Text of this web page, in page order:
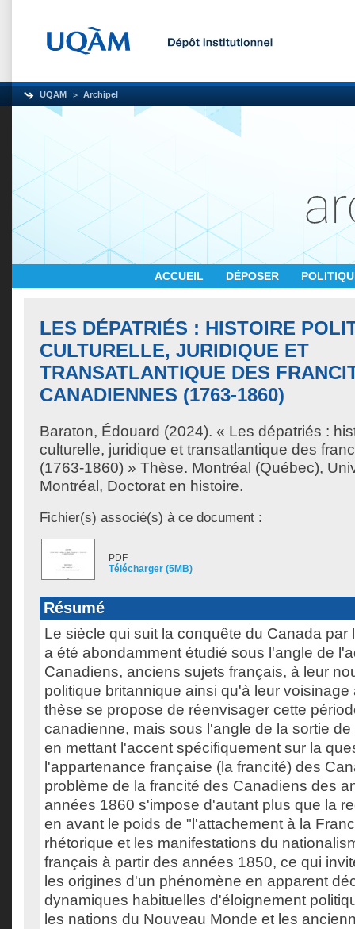
UQAM Archipel
ACCUEIL DÉPOSER
LES DÉPATRIÉS : HISTOIRE
CULTURELLE, JURIDIQUE ET
TRANSATLANTIQUE DES
CANADIENNES (1763-1860)
Baraton, Édouard (2024). « Les dépatriés :
culturelle, juridique et transatlantique des
(1763-1860) » Thèse. Montréal (Québec),
Montréal, Doctorat en histoire.
Fichier(s) associé(s) à ce document :
PDF
Télécharger (5MB)
Résumé
Le siècle qui suit la conquête du Canada par
a été abondamment étudié sous l'angle de
Canadiens, anciens sujets français, à leur
politique britannique ainsi qu'à leur voisinage
thèse se propose de réenvisager cette
canadienne, mais sous l'angle de la sortie
en mettant l'accent spécifiquement sur la
l'appartenance française (la francité) des
problème de la francité des Canadiens des
années 1860 s'impose d'autant plus que la
en avant le poids de "l'attachement à la
rhétorique et les manifestations du
français à partir des années 1850, ce qui
les origines d'un phénomène en apparent
dynamiques habituelles d'éloignement
les nations du Nouveau Monde et les